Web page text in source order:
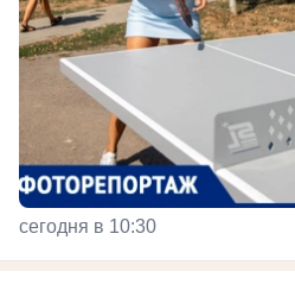
сегодня в 10:30